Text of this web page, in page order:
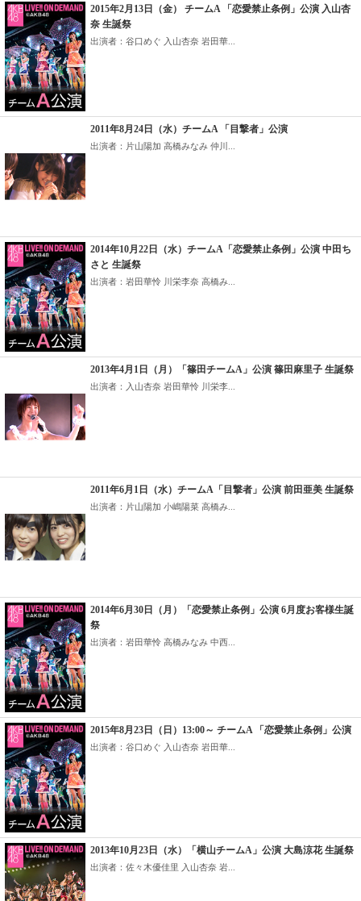
2015年2月13日（金） チームA 「恋愛禁止条例」公演 入山杏
奈 生誕祭
出演者：谷口めぐ 入山杏奈 岩田華...
2011年8月24日（水）チームA 「目撃者」公演
出演者：片山陽加 高橋みなみ 仲川...
2014年10月22日（水）チームA「恋愛禁止条例」公演 中田ち
さと 生誕祭
出演者：岩田華怜 川栄李奈 高橋み...
2013年4月1日（月）「篠田チームA」公演 篠田麻里子 生誕祭
出演者：入山杏奈 岩田華怜 川栄李...
2011年6月1日（水）チームA「目撃者」公演 前田亜美 生誕祭
出演者：片山陽加 小嶋陽菜 高橋み...
2014年6月30日（月）「恋愛禁止条例」公演 6月度お客様生誕
祭
出演者：岩田華怜 高橋みなみ 中西...
2015年8月23日（日）13:00～ チームA 「恋愛禁止条例」公演
出演者：谷口めぐ 入山杏奈 岩田華...
2013年10月23日（水）「横山チームA」公演 大島涼花 生誕祭
出演者：佐々木優佳里 入山杏奈 岩...